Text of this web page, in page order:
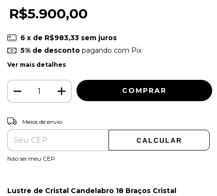
R$5.900,00
6 x de R$983,33 sem juros
5% de descontopagando com Pix
Ver mais detalhes
Entregas para o CEP:
Meios de envio
CALCULAR
Não sei meu CEP
Lustre de Cristal Candelabro 18 Braços Cristal